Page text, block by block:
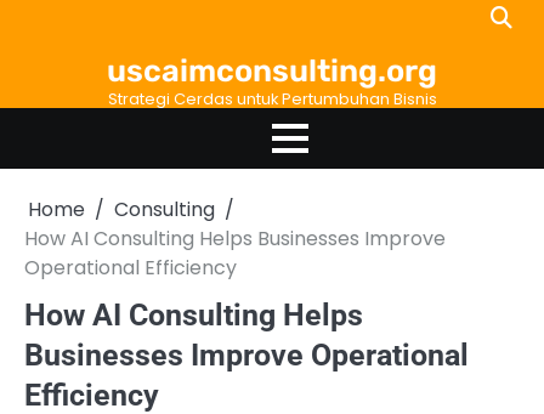
uscaimconsulting.org
Strategi Cerdas untuk Pertumbuhan Bisnis
Home
Consulting
How AI Consulting Helps Businesses Improve
Operational Efficiency
How AI Consulting Helps
Businesses Improve Operational
Efficiency